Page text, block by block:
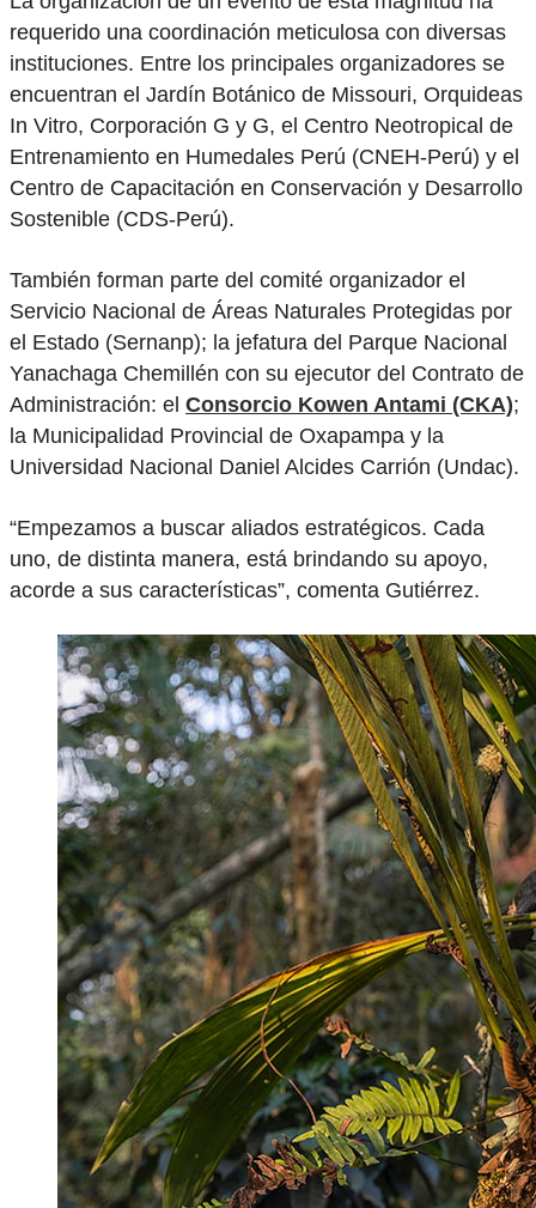
requerido una coordinación meticulosa con diversas
instituciones. Entre los principales organizadores se
encuentran el Jardín Botánico de Missouri, Orquideas
In Vitro, Corporación G y G, el Centro Neotropical de
Entrenamiento en Humedales Perú (CNEH-Perú) y el
Centro de Capacitación en Conservación y Desarrollo
Sostenible (CDS-Perú).
También forman parte del comité organizador el
Servicio Nacional de Áreas Naturales Protegidas por
el Estado (Sernanp); la jefatura del Parque Nacional
Yanachaga Chemillén con su ejecutor del Contrato de
Administración: el Consorcio Kowen Antami (CKA);
la Municipalidad Provincial de Oxapampa y la
Universidad Nacional Daniel Alcides Carrión (Undac).
“Empezamos a buscar aliados estratégicos. Cada
uno, de distinta manera, está brindando su apoyo,
acorde a sus características”, comenta Gutiérrez.